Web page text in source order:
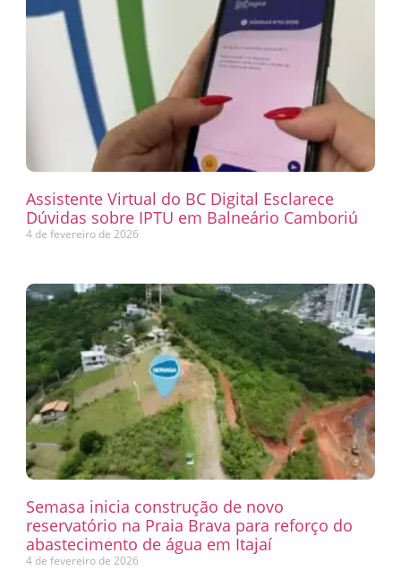
Assistente Virtual do BC Digital Esclarece
Dúvidas sobre IPTU em Balneário Camboriú
4 de fevereiro de 2026
Semasa inicia construção de novo
reservatório na Praia Brava para reforço do
abastecimento de água em Itajaí
4 de fevereiro de 2026